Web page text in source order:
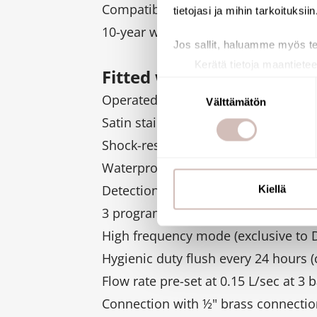
tietojasi ja mihin tarkoituksiin.
Jos sallit, haluamme myös
Kerätä tietoja
Lue lisää siitä, miten
suostumustasi tai peruuttaa
ja kävijämäärämme
kumppaneillemme tietoja
valinta
Välttämätön
Kiellä
Compatible with wall finishes 13 -
10-year warranty.
Fitted with
Operated by 123 6V Lithium
Satin stainless steel plate 145 x
Shock-resistant infrared presence
Waterproof recessing housing.
Detection delay is 10 seconds.
3 programmes (rinsing volume
High frequency mode (exclusive to
Hygienic duty flush every 24 hours
Flow rate pre-set at 0.15 L/sec at 3
Connection with ½" brass